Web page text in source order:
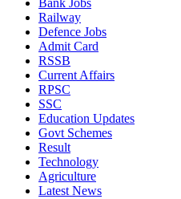
Bank Jobs
Railway
Defence Jobs
Admit Card
RSSB
Current Affairs
RPSC
SSC
Education Updates
Govt Schemes
Result
Technology
Agriculture
Latest News